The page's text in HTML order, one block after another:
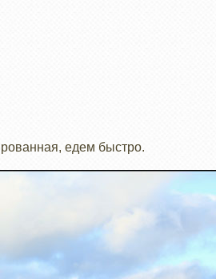
едем быстро.